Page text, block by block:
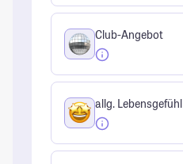
Club-Angebot
allg. Lebensgefühl